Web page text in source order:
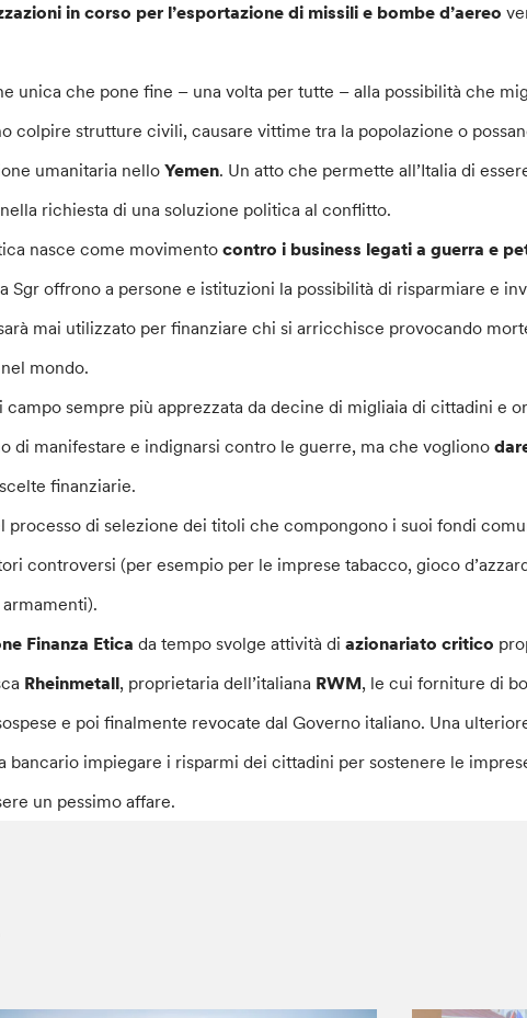
in corso per l’esportazione di missili e bombe d’aereo
unica che pone fine – una volta per tutte – alla possibilità che
colpire strutture civili, causare vittime tra la popolazione o
umanitaria nelloYemen. Un atto che permette all’Italia di
richiesta di una soluzione politica al conflitto.
nasce come movimentocontro i business legati a guerra e
Sgr offrono a persone e istituzioni la possibilità di risparmiare e
mai utilizzato per finanziare chi si arricchisce provocando
mondo.
campo sempre più apprezzata da decine di migliaia di cittadini e
di manifestare e indignarsi contro le guerre, ma che vogliono
finanziarie.
processo di selezione dei titoli che compongono i suoi fondi
controversi (per esempio per le imprese tabacco, gioco
Finanza Etica da tempo svolge attività diazionariato critico
Rheinmetall, proprietaria dell’italiana RWM, le cui forniture di
e poi finalmente revocate dal Governo italiano. Una
bancario impiegare i risparmi dei cittadini per sostenere le
un pessimo affare.